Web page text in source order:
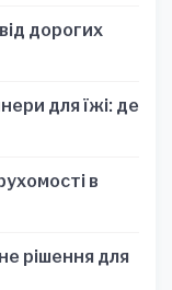
дорогих
для їжі: де
в
рішення для